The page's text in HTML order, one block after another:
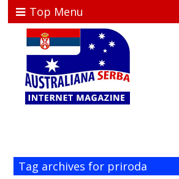
Top Menu
Tag archives for priroda